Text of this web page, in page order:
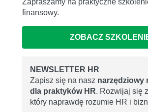
finansowy.
ZOBACZ
NEWSLETTER HR
Zapisz się na nasz narzędziowy
dla praktyków HR. Rozwijaj się
który naprawdę rozumie HR i